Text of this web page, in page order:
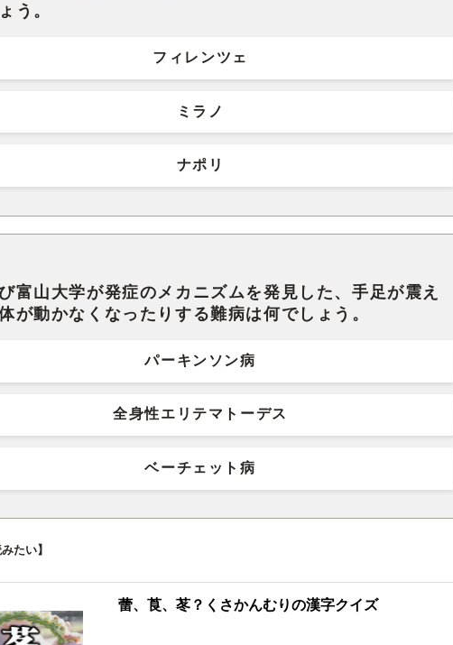
う。
フィレンツェ
ミラノ
ナポリ
富山大学が発症のメカニズムを発見した、手足が震え
が動かなくなったりする難病は何でしょう。
パーキンソン病
全身性エリテマトーデス
ベーチェット病
たい】
蕾、莨、苳？くさかんむりの漢字クイズ